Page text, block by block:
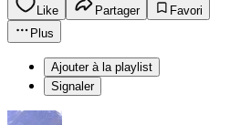
Like Partager
Favori
Plus
Ajouter à la playlist
Signaler